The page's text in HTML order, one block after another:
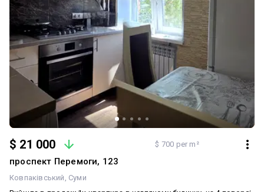
$ 21 000 $ 700 per m²
проспект Перемоги, 123
Ковпаківський Суми